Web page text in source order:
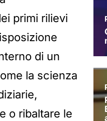
primi rilievi
di un
la scienza
o ribaltare le